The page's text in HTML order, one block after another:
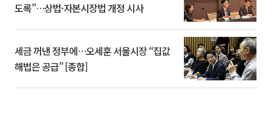
도록”…상법·자본시장법 개정 시사
세금 꺼낸 정부에…오세훈 서울시장 “집값
해법은 공급” [종합]